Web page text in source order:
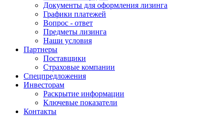
Документы для оформления лизинга
Графики платежей
Вопрос - ответ
Предметы лизинга
Наши условия
Партнеры
Поставщики
Страховые компании
Спецпредложения
Инвесторам
Раскрытие информации
Ключевые показатели
Контакты